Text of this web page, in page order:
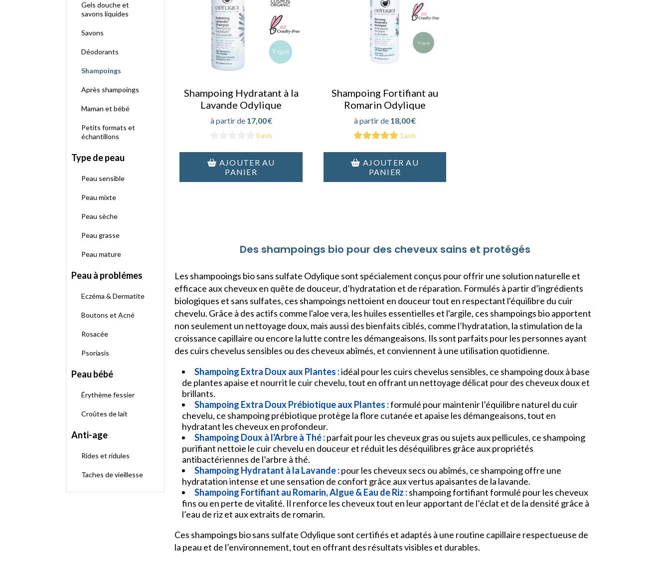
Gels douche et
savons liquides
Savons
Déodorants
Shampoings
Après shampoings
Maman et bébé
Petits formats et
échantillons
Type de peau
Peau sensible
Peau mixte
Peau sèche
Peau grasse
Peau mature
Peau à problémes
Eczéma & Dermatite
Boutons et Acné
Rosacée
Psoriasis
Peau bébé
Érythème fessier
Croûtes de lait
Anti-age
Rides et ridules
Taches de vieillesse
Shampoing Hydratant à la
Lavande Odylique
17,00€
0 avis
AJOUTER AU
PANIER
Shampoing Fortifiant au
Romarin Odylique
18,00€
1 avis
AJOUTER AU
PANIER
Des shampoings bio pour des cheveux sains et protégés
Les shampooings bio sans sulfate Odylique sont spécialement conçus pour offrir une solution naturelle et
efficace aux cheveux en quête de douceur, d’hydratation et de réparation. Formulés à partir d’ingrédients
biologiques et sans sulfates, ces shampoings nettoient en douceur tout en respectant l'équilibre du cuir
chevelu. Grâce à des actifs comme l'aloe vera, les huiles essentielles et l'argile, ces shampoings bio apportent
non seulement un nettoyage doux, mais aussi des bienfaits ciblés, comme l’hydratation, la stimulation de la
croissance capillaire ou encore la lutte contre les démangeaisons. Ils sont parfaits pour les personnes ayant
des cuirs chevelus sensibles ou des cheveux abîmés, et conviennent à une utilisation quotidienne.
Shampoing Extra Doux aux Plantes :idéal pour les cuirs chevelus sensibles, ce shampoing doux à base
de plantes apaise et nourrit le cuir chevelu, tout en offrant un nettoyage délicat pour des cheveux doux et
brillants.
Shampoing Extra Doux Prébiotique aux Plantes :formulé pour maintenir l’équilibre naturel du cuir
chevelu, ce shampoing prébiotique protège la flore cutanée et apaise les démangeaisons, tout en
hydratant les cheveux en profondeur.
Shampoing Doux à l'Arbre à Thé :parfait pour les cheveux gras ou sujets aux pellicules, ce shampoing
purifiant nettoie le cuir chevelu en douceur et réduit les déséquilibres grâce aux propriétés
antibactériennes de l’arbre à thé.
Shampoing Hydratant à la Lavande :pour les cheveux secs ou abîmés, ce shampoing offre une
hydratation intense et une sensation de confort grâce aux vertus apaisantes de la lavande.
Shampoing Fortifiant au Romarin, Algue & Eau de Riz :shampoing fortifiant formulé pour les cheveux
fins ou en perte de vitalité. Il renforce les cheveux tout en leur apportant de l’éclat et de la densité grâce à
l’eau de riz et aux extraits de romarin.
Ces shampoings bio sans sulfate Odylique sont certifiés et adaptés à une routine capillaire respectueuse de
la peau et de l’environnement, tout en offrant des résultats visibles et durables.